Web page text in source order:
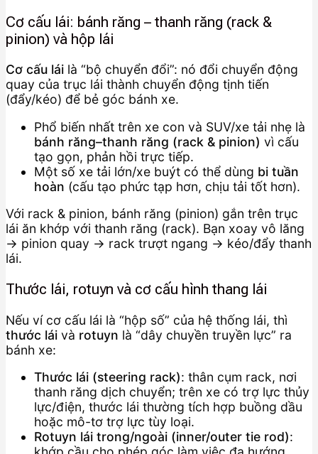
Cơ cấu lái: bánh răng – thanh răng (rack &
pinion) và hộp lái
Cơ cấu lái là “bộ chuyển đổi”: nó đổi chuyển động
quay của trục lái thành chuyển động tịnh tiến
(đẩy/kéo) để bẻ góc bánh xe.
Phổ biến nhất trên xe con và SUV/xe tải nhẹ là
bánh răng–thanh răng (rack & pinion) vì cấu
tạo gọn, phản hồi trực tiếp.
Một số xe tải lớn/xe buýt có thể dùng bi tuần
hoàn (cấu tạo phức tạp hơn, chịu tải tốt hơn).
Với rack & pinion, bánh răng (pinion) gắn trên trục
lái ăn khớp với thanh răng (rack). Bạn xoay vô lăng
→ pinion quay → rack trượt ngang → kéo/đẩy thanh
lái.
Thước lái, rotuyn và cơ cấu hình thang lái
Nếu ví cơ cấu lái là “hộp số” của hệ thống lái, thì
thước lái và rotuyn là “dây chuyền truyền lực” ra
bánh xe:
Thước lái (steering rack): thân cụm rack, nơi
thanh răng dịch chuyển; trên xe có trợ lực thủy
lực/điện, thước lái thường tích hợp buồng dầu
hoặc mô-tơ trợ lực tùy loại.
Rotuyn lái trong/ngoài (inner/outer tie rod):